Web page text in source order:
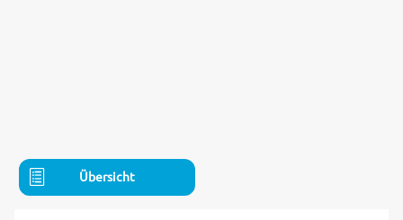
Übersicht